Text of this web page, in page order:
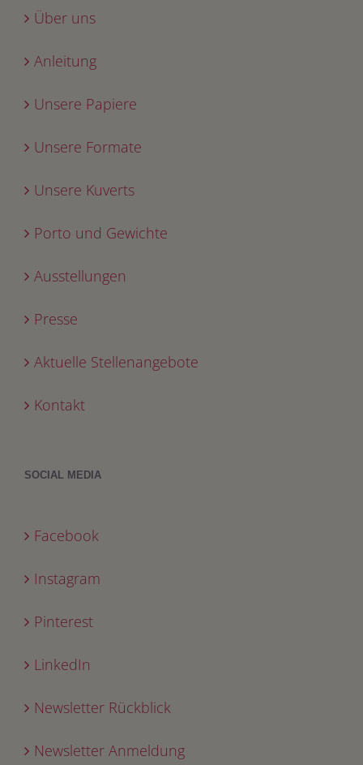
Über uns
Anleitung
Unsere Papiere
Unsere Formate
Unsere Kuverts
Porto und Gewichte
Ausstellungen
Presse
Aktuelle Stellenangebote
Kontakt
SOCIAL MEDIA
Facebook
Instagram
Pinterest
LinkedIn
Newsletter Rückblick
Newsletter Anmeldung